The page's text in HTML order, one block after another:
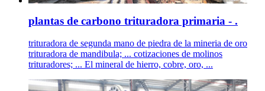
plantas de carbono trituradora primaria - .
trituradora de segunda mano de piedra de la mineria de oro
trituradora de mandibula; ... cotizaciones de molinos
trituradores; ... El mineral de hierro, cobre, oro, ...